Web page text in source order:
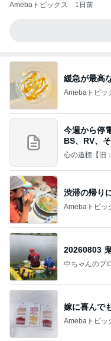
Amebaトピックス 1日前
緩急が最高
Amebaトピッ
今週から停
BS、RV、
心の道標【旧
渋滞の帰り
Amebaトピッ
中ちゃんのブ
嫁に喜んで
Amebaトピッ